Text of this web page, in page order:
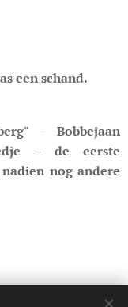
een schand.
– Bobbejaan
– de eerste
nog andere